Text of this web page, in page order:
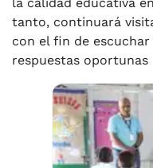
tanto, continuará
con el fin de
respuestas oportunas